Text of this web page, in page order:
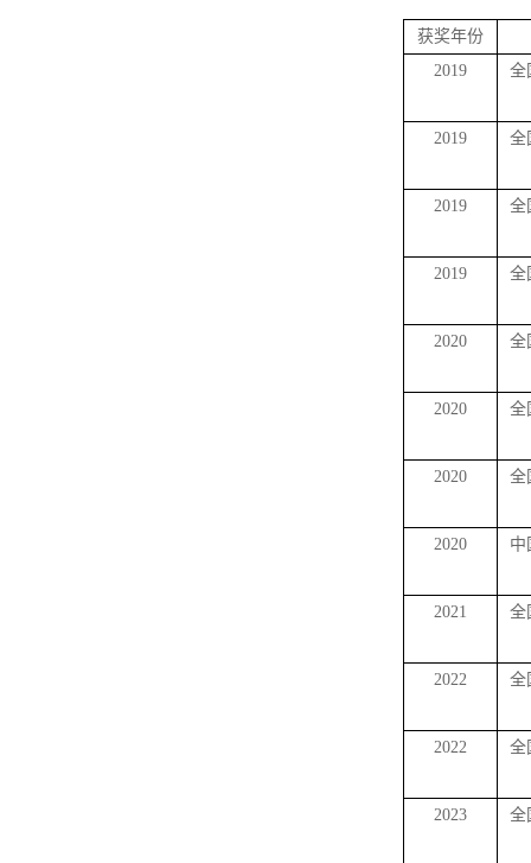
获奖年份
2019
全
2019 全
2019 全
2019 全
2020 全
2020 全
2020 全
2020 中
2021 全
2022 全
2022 全
2023 全